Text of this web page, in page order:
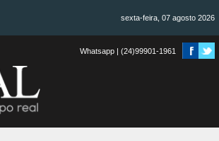
sexta-feira, 07 agosto 2026
Whatsapp | (24)99901-1961